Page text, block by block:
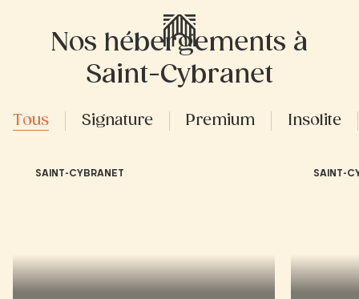
Nos hébergements à
Saint-Cybranet
Tous Signature Premium Insolite
SAINT-CYBRANET SAINT-